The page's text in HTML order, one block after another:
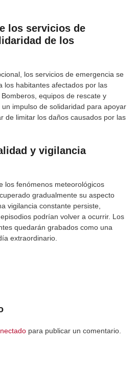
los servicios de
de los
los servicios de emergencia se
los habitantes afectados por las
equipos de rescate y
impulso de solidaridad para apoyar
de limitar los daños causados por las
y vigilancia
los fenómenos meteorológicos
gradualmente su aspecto
vigilancia constante persiste,
podrían volver a ocurrir. Los
quedarán grabados como una
extraordinario.
para publicar un comentario.